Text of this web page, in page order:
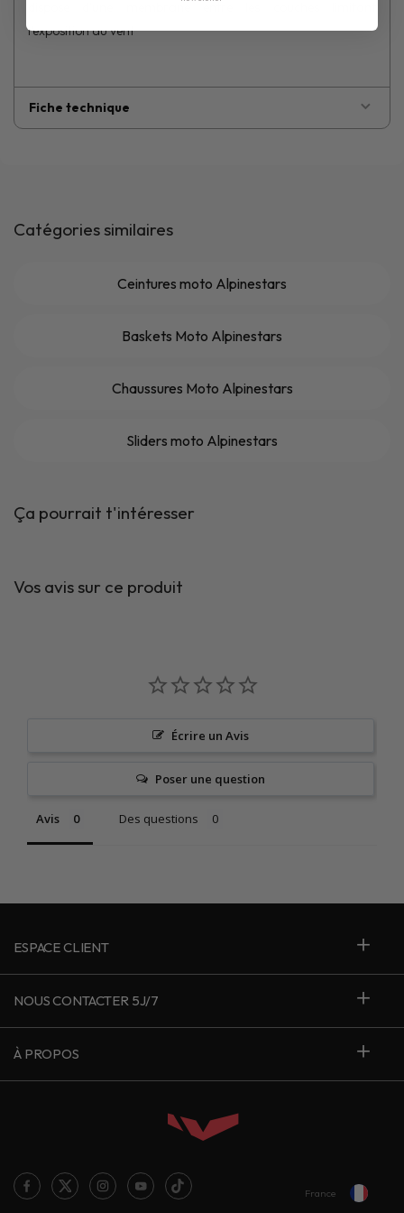
l'exposition au vent
Fiche technique
Catégories similaires
Ceintures moto Alpinestars
Baskets Moto Alpinestars
Chaussures Moto Alpinestars
Sliders moto Alpinestars
Ça pourrait t'intéresser
Vos avis sur ce produit
Écrire un Avis
Poser une question
Avis Des questions
ESPACE CLIENT
NOUS CONTACTER 5J/7
À PROPOS
France